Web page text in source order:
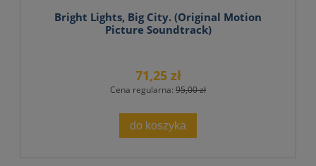
Bright Lights, Big City. (Original Motion
Picture Soundtrack)
71,25 zł
Cena regularna: 95,00 zł
do koszyka